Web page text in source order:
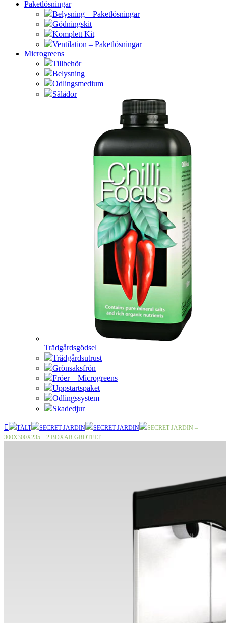
Paketlösningar
Belysning – Paketlösningar
Gödningskit
Komplett Kit
Ventilation – Paketlösningar
Microgreens
Tillbehör
Belysning
Odlingsmedium
Sålådor
Trädgårdsgödsel
Trädgårdsutrust
Grönsaksfrön
Fröer – Microgreens
Uppstartspaket
Odlingssystem
Skadedjur
TÄLT SECRET JARDIN SECRET JARDIN
SECRET JARDIN –
300X300X235 – 2 BOXAR GROTELT